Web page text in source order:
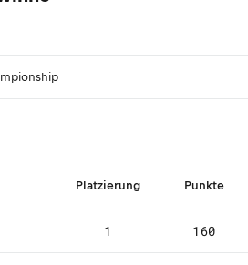
Platzierung Punkte
1 160